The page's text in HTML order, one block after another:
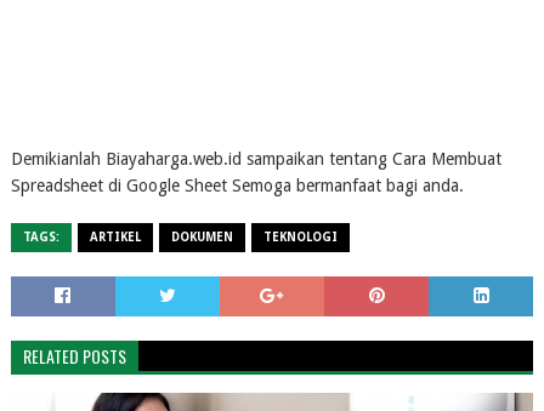
Demikianlah Biayaharga.web.id sampaikan tentang Cara Membuat
Spreadsheet di Google Sheet Semoga bermanfaat bagi anda.
TAGS: ARTIKEL DOKUMEN TEKNOLOGI
RELATED POSTS